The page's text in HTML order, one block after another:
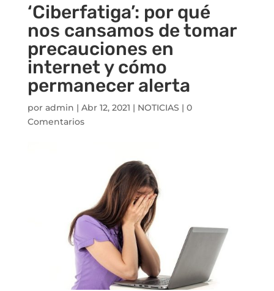
‘Ciberfatiga’: por qué
nos cansamos de tomar
precauciones en
internet y cómo
permanecer alerta
por admin | Abr 12, 2021 | NOTICIAS | 0
Comentarios